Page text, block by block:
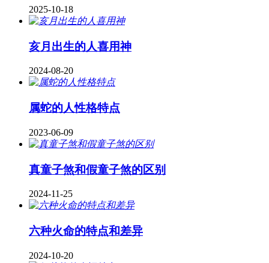
2025-10-18
亥月出生的人喜用神
2024-08-20
属蛇的人性格特点
2023-06-09
真童子煞和假童子煞的区别
2024-11-25
六种火命的特点和差异
2024-10-20